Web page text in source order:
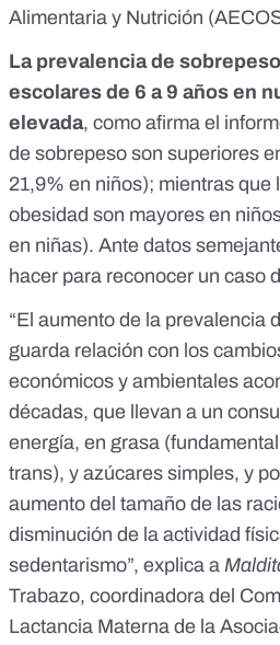
Alimentaria y Nutrición
La prevalencia de
escolares de 6 a 9 años en
elevada, como afirma el
de sobrepeso son superiores
21,9% en niños); mientras que
obesidad son mayores en
en niñas). Ante datos
hacer para reconocer un caso
“El aumento de la prevalencia
guarda relación con los
económicos y ambientales
décadas, que llevan a un
energía, en grasa
trans), y azúcares simples, y
aumento del tamaño de las
disminución de la actividad
sedentarismo”, explica a
Trabazo, coordinadora del
Lactancia Materna de la